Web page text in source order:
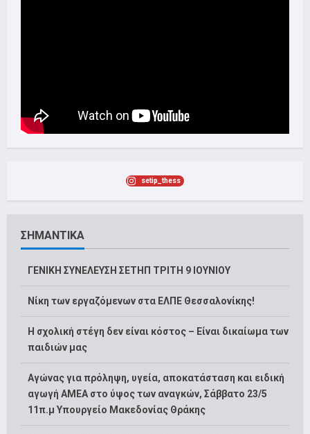
setip_thess
ΣΗΜΑΝΤΙΚΑ
ΓΕΝΙΚΗ ΣΥΝΕΛΕΥΣΗ ΣΕΤΗΠ ΤΡΙΤΗ 9 ΙΟΥΝΙΟΥ
Νίκη των εργαζόμενων στα ΕΛΠΕ Θεσσαλονίκης!
Η σχολική στέγη δεν είναι κόστος – Είναι δικαίωμα των
παιδιών μας
Αγώνας για πρόληψη, υγεία, αποκατάσταση και ειδική
αγωγή ΑΜΕΑ στο ύψος των αναγκών, Σάββατο 23/5
11π.μ Υπουργείο Μακεδονίας Θράκης